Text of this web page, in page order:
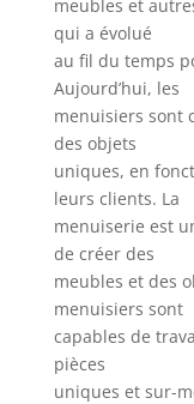
meubles et
qui a évolué
au fil du temps
Aujourd’hui, les
menuisiers sont
des objets
uniques, en
leurs clients. La
menuiserie est
de créer des
meubles et des
menuisiers sont
capables de
pièces
uniques et sur-